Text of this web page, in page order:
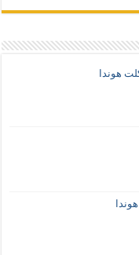
هوندا